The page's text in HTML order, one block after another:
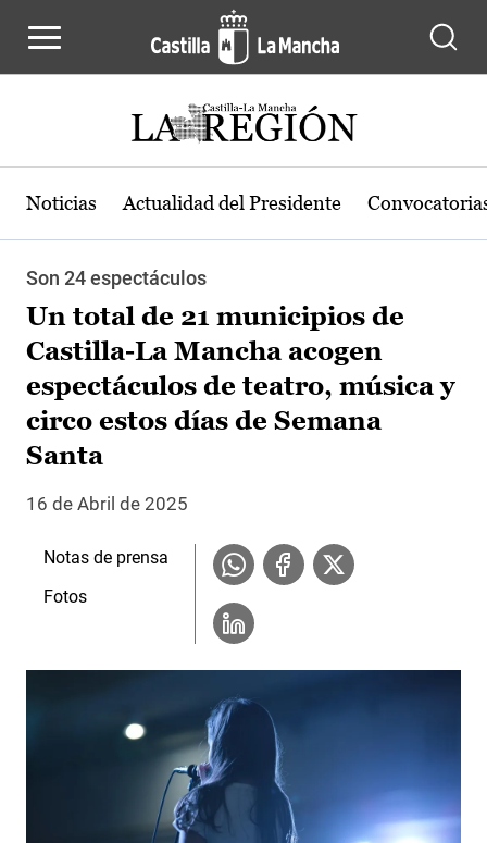
Noticias Actualidad del Presidente
Son 24 espectáculos
Un total de 21 municipios de
Castilla-La Mancha acogen
espectáculos de teatro, música y
circo estos días de Semana
Santa
16 de Abril de 2025
Notas de prensa
Fotos